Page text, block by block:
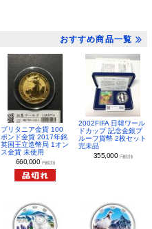
おすすめ商品一覧
ブリタニア金貨 100
ポンド金貨 2017年銘
英国王立造幣局 1オン
ス金貨 未使用
660,000 円(税別)
2002FIFA 日韓ワール
ドカップ 記念金銀プ
ルーフ貨幣 2枚セット
完未品
355,000 円(税別)